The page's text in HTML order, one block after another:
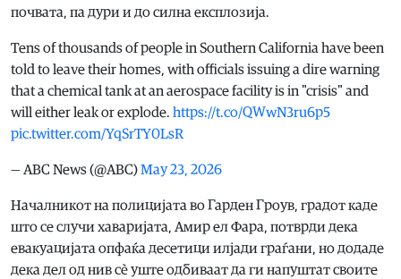
почвата, па дури и до силна експлозија.
Tens of thousands of people in Southern California have been
told to leave their homes, with officials issuing a dire warning
that a chemical tank at an aerospace facility is in "crisis" and
will either leak or explode. https://t.co/QWwN3ru6p5
pic.twitter.com/YqSrTY0LsR
— ABC News (@ABC)May 23, 2026
Началникот на полицијата во Гарден Гроув, градот каде
што се случи хаваријата, Амир ел Фара, потврди дека
евакуацијата опфаќа десетици илјади граѓани, но додаде
дека дел од нив сè уште одбиваат да ги напуштат своите